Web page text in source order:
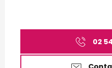
02